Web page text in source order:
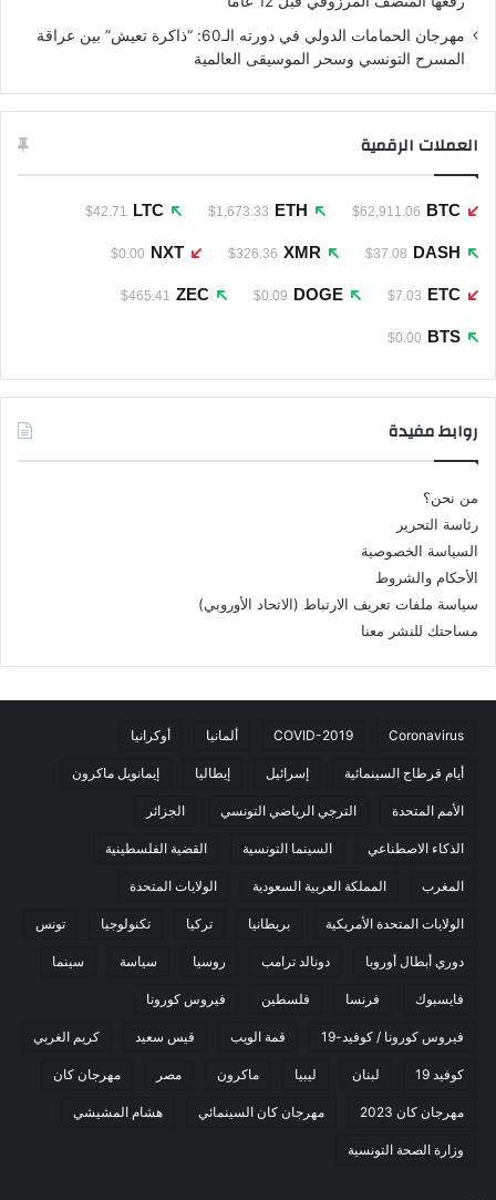
مهرجان الحمامات الدولي في دورته الـ60: “ذاكرة تعيش” بين عراقة
المسرح التونسي وسحر الموسيقى العالمية
العملات الرقمية
BTC
$62,911.06
ETH
$1,673.33
LTC
$42.71
DASH
$37.08
XMR
$326.36
NXT
$0.00
ETC
$7.03
DOGE
$0.09
ZEC
$465.41
BTS
$0.00
روابط مفيدة
من نحن؟
رئاسة التحرير
السياسة الخصوصية
الأحكام والشروط
سياسة ملفات تعريف الارتباط (الاتحاد الأوروبي)
مساحتك للنشر معنا
Coronavirus
COVID-2019 ألمانيا أوكرانيا
أيام قرطاج السينمائية إسرائيل إيطاليا إيمانويل ماكرون
الأمم المتحدة الترجي الرياضي التونسي الجزائر
الذكاء الاصطناعي السينما التونسية القضية الفلسطينية
المغرب المملكة العربية السعودية الولايات المتحدة
الولايات المتحدة الأمريكية بريطانيا تركيا تكنولوجيا تونس
دوري أبطال أوروبا دونالد ترامب روسيا سياسة سينما
فايسبوك فرنسا فلسطين فيروس كورونا
فيروس كورونا / كوفيد-19 قمة الويب قيس سعيد كريم الغربي
كوفيد 19 لبنان ليبيا ماكرون مصر مهرجان كان
مهرجان كان 2023 مهرجان كان السينمائي هشام المشيشي
وزارة الصحة التونسية